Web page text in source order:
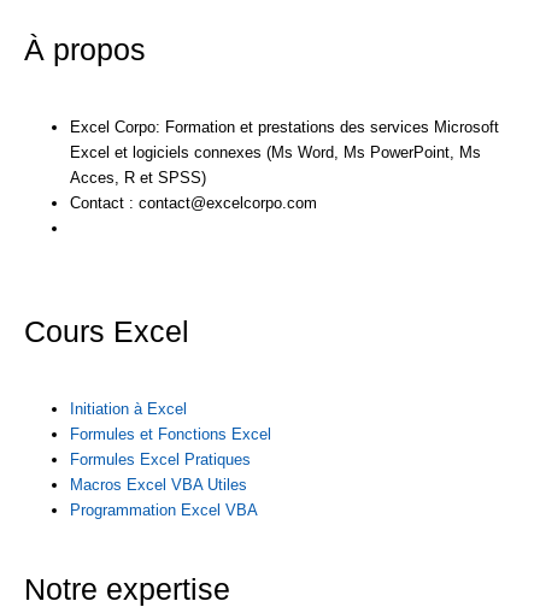
À propos
Excel Corpo: Formation et prestations des services Microsoft
Excel et logiciels connexes (Ms Word, Ms PowerPoint, Ms
Acces, R et SPSS)
Contact : contact@excelcorpo.com
Cours Excel
Initiation à Excel
Formules et Fonctions Excel
Formules Excel Pratiques
Macros Excel VBA Utiles
Programmation Excel VBA
Notre expertise